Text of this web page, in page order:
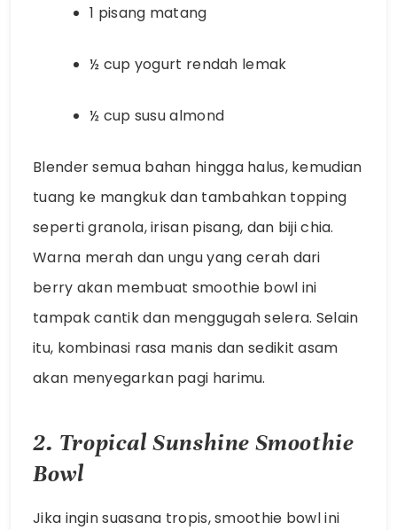
1 pisang matang
½ cup yogurt rendah lemak
½ cup susu almond
Blender semua bahan hingga halus, kemudian
tuang ke mangkuk dan tambahkan topping
seperti granola, irisan pisang, dan biji chia.
Warna merah dan ungu yang cerah dari
berry akan membuat smoothie bowl ini
tampak cantik dan menggugah selera. Selain
itu, kombinasi rasa manis dan sedikit asam
akan menyegarkan pagi harimu.
2. Tropical Sunshine Smoothie
Bowl
Jika ingin suasana tropis, smoothie bowl ini